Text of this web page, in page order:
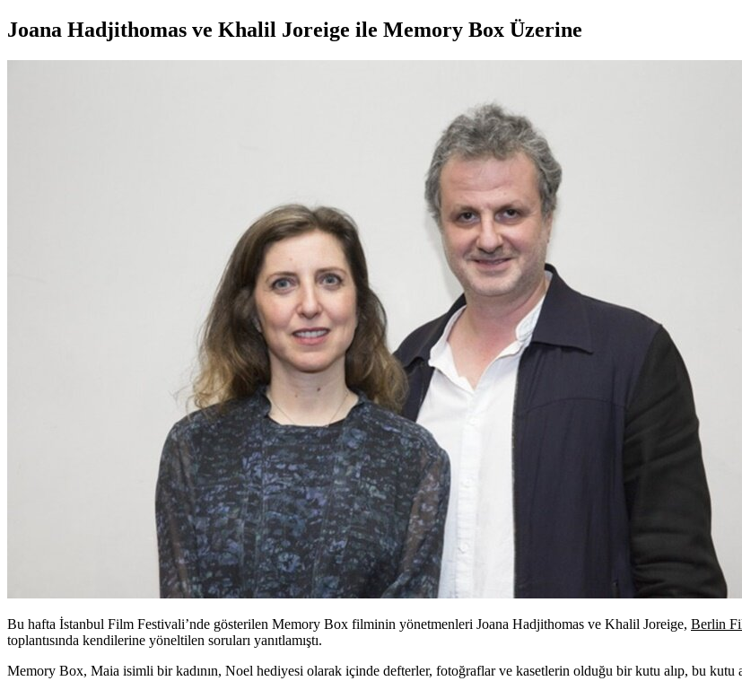
Joana Hadjithomas ve Khalil Joreige ile Memory Box Üzerine
Bu hafta İstanbul Film Festivali’nde gösterilen Memory Box filminin yönetmenleri Joana Hadjithomas ve Khalil Joreige, Berlin
toplantısında kendilerine yöneltilen soruları yanıtlamıştı.
Memory Box, Maia isimli bir kadının, Noel hediyesi olarak içinde defterler, fotoğraflar ve kasetlerin olduğu bir kutu alıp, bu kutu